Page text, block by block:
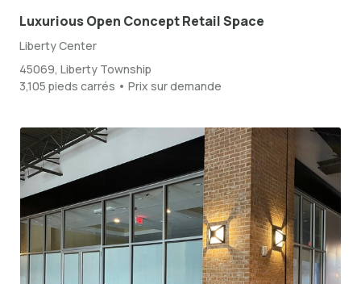
Luxurious Open Concept Retail Space
Liberty Center
45069, Liberty Township
3,105 pieds carrés • Prix sur demande